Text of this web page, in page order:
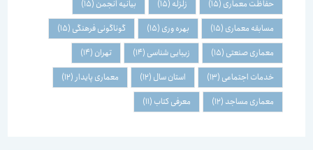
حفاظت معماری(15) زلزله(15) بیانیه انجمن(15)
مسابقه معماری(15) بهره وری(15) گوناگونی فرهنگی(15)
معماری صنعتی(15) زیبایی شناسی(14) تهران(14)
خدمات اجتماعی(13) استان سال(12) معماری پایدار(12)
معماری مساجد(12) معرفی کتاب(11)